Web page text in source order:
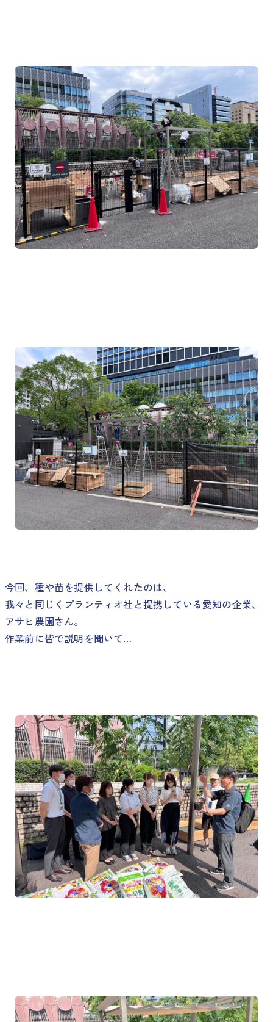
今回、種や苗を提供してくれたのは、
我々と同じくプランティオ社と提携している愛知の企業、
アサヒ農園さん。
作業前に皆で説明を聞いて…